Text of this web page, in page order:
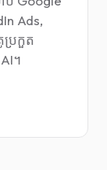
Ads,
ប្រកួត
។